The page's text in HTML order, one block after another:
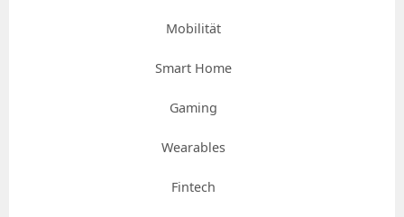
Mobilität
Smart Home
Gaming
Wearables
Fintech